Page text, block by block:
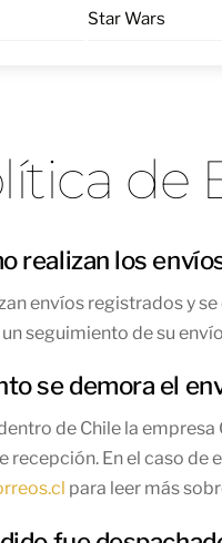
Star Wars
de
realizan los
envíos registrados y
seguimiento de su
se demora el
de Chile la
recepción. En el caso de
para leer más